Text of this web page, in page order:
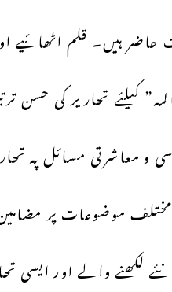
ہیں۔ قلم اٹھائیے
کیلئے تحاریر کی حسن
و معاشرتی مسائل پہ
موضوعات پر
لکھنے والے اور ایسی